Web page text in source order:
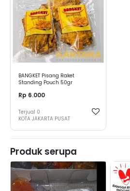
BANGKET Pisang Raket
Standing Pouch 50gr
Rp 6.000
Terjual 0
KOTA JAKARTA PUSAT
Produk serupa